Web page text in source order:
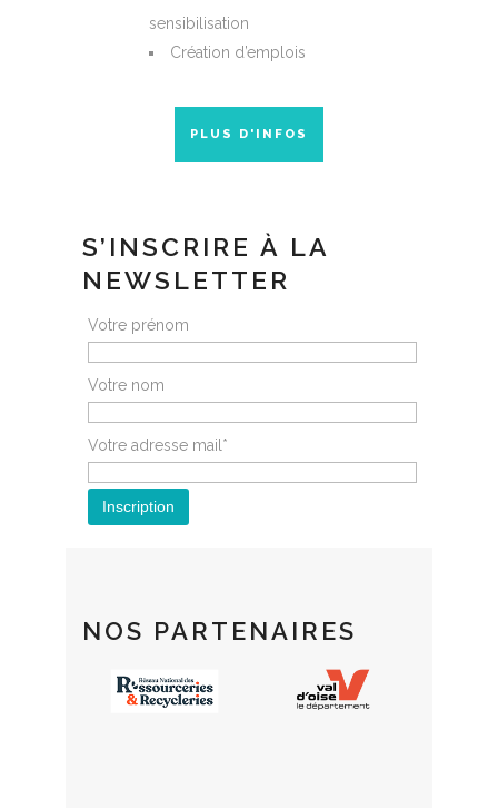
sensibilisation
Création d’emplois
PLUS D'INFOS
S’INSCRIRE À LA
NEWSLETTER
Votre prénom
Votre nom
Votre adresse mail*
NOS PARTENAIRES